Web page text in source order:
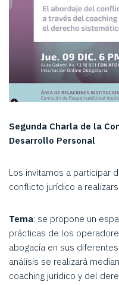
Segunda Charla de la
Desarrollo Personal
Los invitamos a participar
conflicto jurídico a
Tema: se propone un
prácticas de los
abogacía en sus
análisis se realizará
coaching jurídico y del